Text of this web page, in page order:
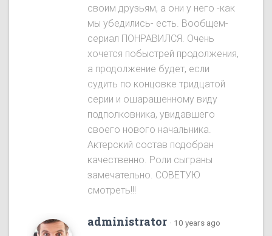
своим друзьям, а они у него -как
мы убедились- есть. Вообщем-
сериал ПОНРАВИЛСЯ. Очень
хочется побыстрей продолжения,
а продолжение будет, если
судить по концовке тридцатой
серии и ошарашенному виду
подполковника, увидавшего
своего нового начальника.
Актерский состав подобран
качественно. Роли сыграны
замечательно. СОВЕТУЮ
смотреть!!!
administrator · 10 years ago